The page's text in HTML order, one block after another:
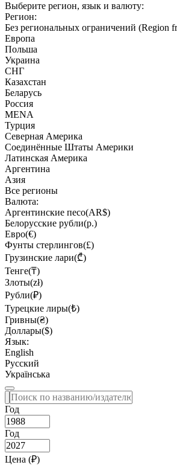
Выберите регион, язык и валюту:
Регион:
Без региональных ограничений (Region
Европа
Польша
Украина
СНГ
Казахстан
Беларусь
Россия
MENA
Турция
Северная Америка
Соединённые Штаты Америки
Латинская Америка
Аргентина
Азия
Все регионы
Валюта:
Аргентинские песо(AR$)
Белорусские рубли(р.)
Евро(€)
Фунты стерлингов(£)
Грузинские лари(₾)
Тенге(₸)
Злоты(zł)
Рубли(₽)
Турецкие лиры(₺)
Гривны(₴)
Доллары($)
Язык:
English
Русский
Українська
Год
Год
Цена (₽)